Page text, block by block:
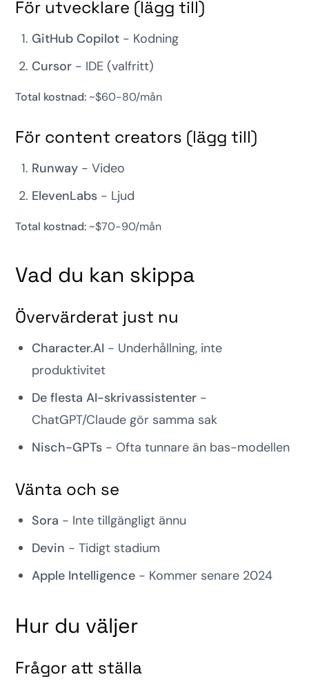
För utvecklare (lägg till)
GitHub Copilot - Kodning
Cursor - IDE (valfritt)
Total kostnad: ~$60-80/mån
För content creators (lägg till)
Runway - Video
ElevenLabs - Ljud
Total kostnad: ~$70-90/mån
Vad du kan skippa
Övervärderat just nu
Character.AI - Underhållning, inte
produktivitet
De flesta AI-skrivassistenter -
ChatGPT/Claude gör samma sak
Nisch-GPTs - Ofta tunnare än bas-modellen
Vänta och se
Sora - Inte tillgängligt ännu
Devin - Tidigt stadium
Apple Intelligence - Kommer senare 2024
Hur du väljer
Frågor att ställa